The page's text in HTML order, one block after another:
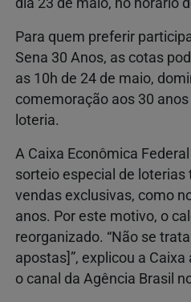
dia 23 de maio, no horário
Para quem preferir
Sena 30 Anos, as cotas
as 10h de 24 de maio,
comemoração aos 30
loteria.
A Caixa Econômica
sorteio especial de loterias
vendas exclusivas, como
anos. Por este motivo, o
reorganizado. “Não se
apostas]”, explicou a Caixa
o canal da Agência Brasil